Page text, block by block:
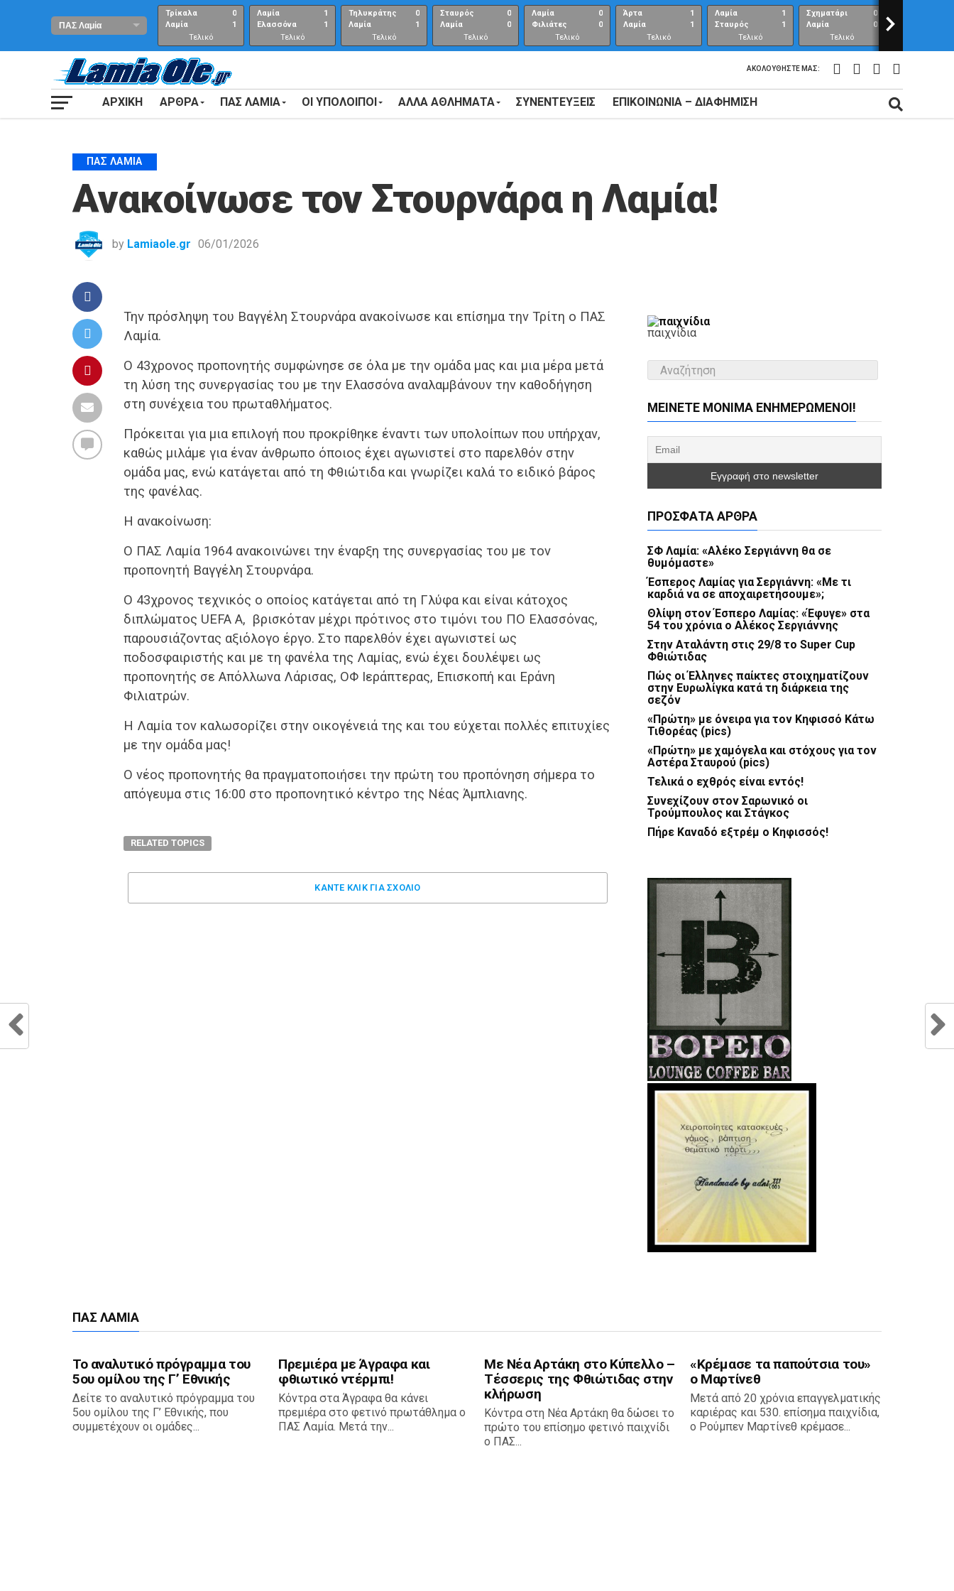
Τρίκαλα
Λαμία
0
1
Τελικό
αποτέλεσμα
Λαμία
Ελασσόνα
1
1
Τελικό
Αποτέλεσμα
Τηλυκράτης
Λαμία
0
1
Τελικό
αποτέλεσμα
Σταυρός
Λαμία
0
0
Τελικό
αποτέλεσμα
Λαμία
Φιλιάτες
0
0
Τελικό
Αποτέλεσμα
Άρτα
Λαμία
1
1
Τελικό
αποτέλεσμα
Λαμία
Σταυρός
1
1
Τελικό
αποτέλεσμα
Σχηματάρι
Λαμία
0
0
Τελικό
αποτέλεσμα
>
ΑΚΟΛΟΥΘΉΣΤΕ ΜΑΣ:
ΑΡΧΙΚΗ ΑΡΘΡΑ ΠΑΣ ΛΑΜΙΑ ΟΙ ΥΠΟΛΟΙΠΟΙ ΑΛΛΑ ΑΘΛΗΜΑΤΑ ΣΥΝΕΝΤΕΎΞΕΙΣ ΕΠΙΚΟΙΝΩΝΊΑ – ΔΙΑΦΉΜΙΣΗ
ΠΑΣ ΛΑΜΊΑ
Ανακοίνωσε τον Στουρνάρα η Λαμία!
by Lamiaole.gr 06/01/2026
Την πρόσληψη του Βαγγέλη Στουρνάρα ανακοίνωσε και επίσημα την Τρίτη ο ΠΑΣ
Λαμία.
Ο 43χρονος προπονητής συμφώνησε σε όλα με την ομάδα μας και μια μέρα μετά
τη λύση της συνεργασίας του με την Ελασσόνα αναλαμβάνουν την καθοδήγηση
στη συνέχεια του πρωταθλήματος.
Πρόκειται για μια επιλογή που προκρίθηκε έναντι των υπολοίπων που υπήρχαν,
καθώς μιλάμε για έναν άνθρωπο όποιος έχει αγωνιστεί στο παρελθόν στην
ομάδα μας, ενώ κατάγεται από τη Φθιώτιδα και γνωρίζει καλά το ειδικό βάρος
της φανέλας.
Η ανακοίνωση:
Ο ΠΑΣ Λαμία 1964 ανακοινώνει την έναρξη της συνεργασίας του με τον
προπονητή Βαγγέλη Στουρνάρα.
Ο 43χρονος τεχνικός ο οποίος κατάγεται από τη Γλύφα και είναι κάτοχος
διπλώματος UEFA Α, βρισκόταν μέχρι πρότινος στο τιμόνι του ΠΟ Ελασσόνας,
παρουσιάζοντας αξιόλογο έργο. Στο παρελθόν έχει αγωνιστεί ως
ποδοσφαιριστής και με τη φανέλα της Λαμίας, ενώ έχει δουλέψει ως
προπονητής σε Απόλλωνα Λάρισας, ΟΦ Ιεράπτερας, Επισκοπή και Εράνη
Φιλιατρών.
Η Λαμία τον καλωσορίζει στην οικογένειά της και του εύχεται πολλές επιτυχίες
με την ομάδα μας!
Ο νέος προπονητής θα πραγματοποιήσει την πρώτη του προπόνηση σήμερα το
απόγευμα στις 16:00 στο προπονητικό κέντρο της Νέας Άμπλιανης.
RELATED TOPICS
ΚΑΝΤΕ ΚΛΊΚ ΓΙΑ ΣΧΌΛΙΟ
παιχνίδια
ΜΕΊΝΕΤΕ ΜΌΝΙΜΑ ΕΝΗΜΕΡΏΜΕΝΟΙ!
ΠΡΌΣΦΑΤΑ ΆΡΘΡΑ
ΣΦ Λαμία: «Αλέκο Σεργιάννη θα σε
θυμόμαστε»
Έσπερος Λαμίας για Σεργιάννη: «Με τι
καρδιά να σε αποχαιρετήσουμε»;
Θλίψη στον Έσπερο Λαμίας: «Έφυγε» στα
54 του χρόνια ο Αλέκος Σεργιάννης
Στην Αταλάντη στις 29/8 το Super Cup
Φθιώτιδας
Πώς οι Έλληνες παίκτες στοιχηματίζουν
στην Ευρωλίγκα κατά τη διάρκεια της
σεζόν
«Πρώτη» με όνειρα για τον Κηφισσό Κάτω
Τιθορέας (pics)
«Πρώτη» με χαμόγελα και στόχους για τον
Αστέρα Σταυρού (pics)
Τελικά ο εχθρός είναι εντός!
Συνεχίζουν στον Σαρωνικό οι
Τρούμπουλος και Στάγκος
Πήρε Καναδό εξτρέμ ο Κηφισσός!
ΠΑΣ ΛΑΜΊΑ
Το αναλυτικό πρόγραμμα του
5ου ομίλου της Γ’ Εθνικής
Δείτε το αναλυτικό πρόγραμμα του
5ου ομίλου της Γ’ Εθνικής, που
συμμετέχουν οι ομάδες...
Πρεμιέρα με Άγραφα και
φθιωτικό ντέρμπι!
Κόντρα στα Άγραφα θα κάνει
πρεμιέρα στο φετινό πρωτάθλημα ο
ΠΑΣ Λαμία. Μετά την...
Με Νέα Αρτάκη στο Κύπελλο –
Τέσσερις της Φθιώτιδας στην
κλήρωση
Κόντρα στη Νέα Αρτάκη θα δώσει το
πρώτο του επίσημο φετινό παιχνίδι
ο ΠΑΣ...
«Κρέμασε τα παπούτσια του»
ο Μαρτίνεθ
Μετά από 20 χρόνια επαγγελματικής
καριέρας και 530. επίσημα παιχνίδια,
ο Ρούμπεν Μαρτίνεθ κρέμασε...